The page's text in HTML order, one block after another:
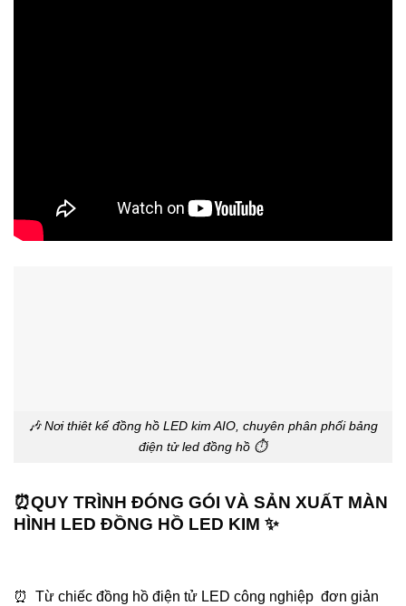
🎶 Nơi thiêt kế đồng hồ LED kim AIO, chuyên phân phối bảng
điện tử led đồng hồ ⏱️
⏰QUY TRÌNH ĐÓNG GÓI VÀ SẢN XUẤT MÀN
HÌNH LED ĐỒNG HỒ LED KIM ✨
⏰ Từ chiếc đồng hồ điện tử LED công nghiệp đơn giản